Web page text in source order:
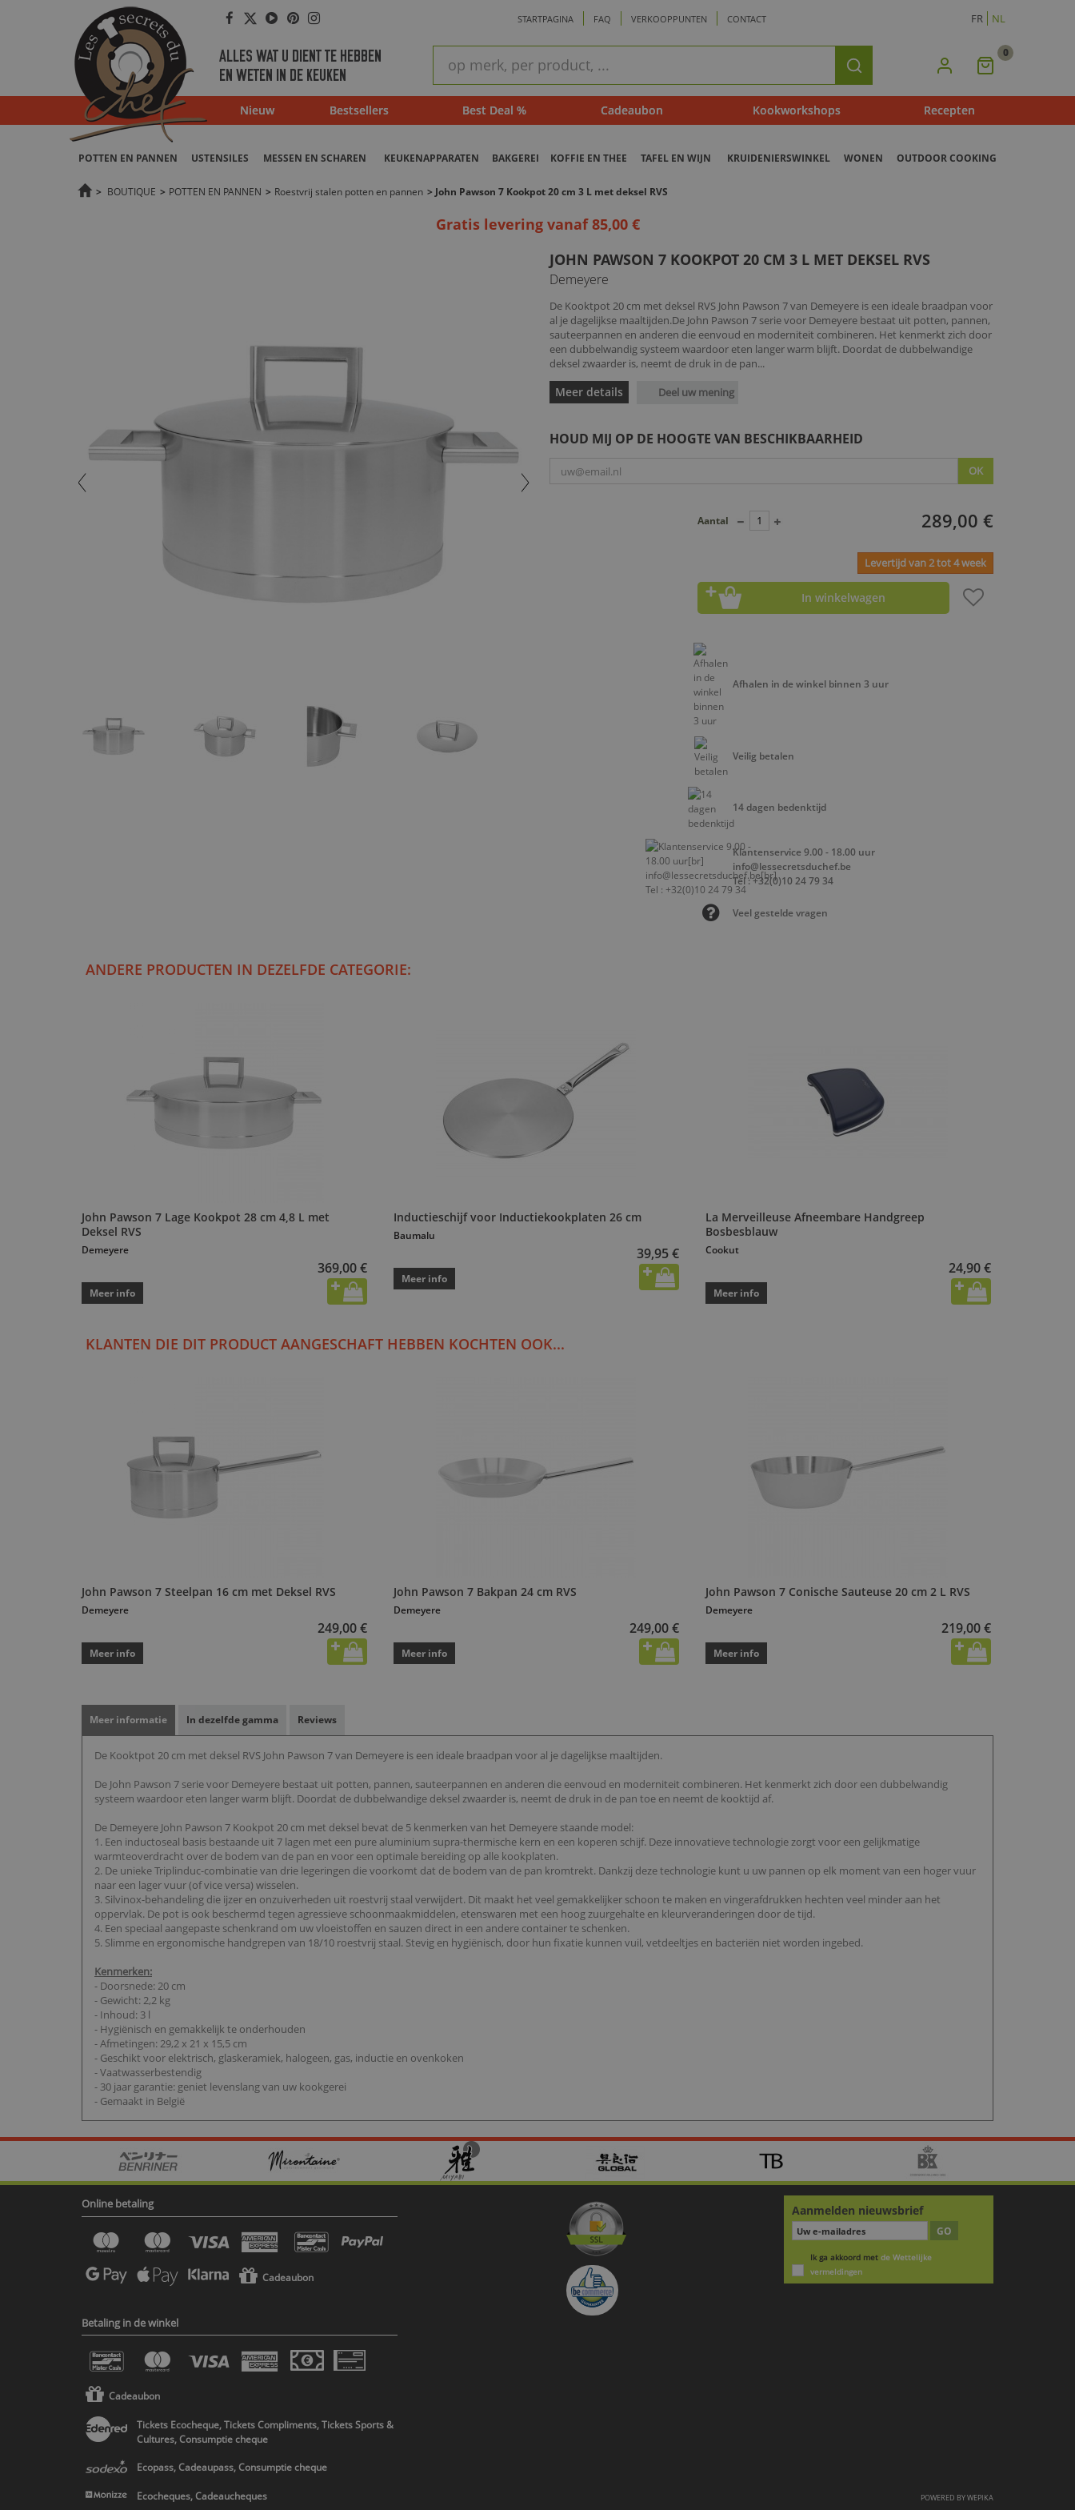
Facebook
Twitter
Youtube
Pinterest
Instagram STARTPAGINA FAQ VERKOOPPUNTEN CONTACT FR NL
ALLES WAT U DIENT TE HEBBEN
EN WETEN IN DE KEUKEN
zoeken
Zoeken Mijn
0
Nieuw Bestsellers Best Deal % Cadeaubon Kookworkshops Recepten
POTTEN EN PANNEN USTENSILES MESSEN EN SCHAREN KEUKENAPPARATEN BAKGEREI KOFFIE EN THEE TAFEL EN WIJN KRUIDENIERSWINKEL WONEN OUTDOOR COOKING
> BOUTIQUE > POTTEN EN PANNEN > Roestvrij stalen potten en pannen > John Pawson 7 Kookpot 20 cm 3 L met deksel RVS
Gratis levering vanaf 85,00 €
JOHN PAWSON 7 KOOKPOT 20 CM 3 L MET DEKSEL RVS
Demeyere
De Kooktpot 20 cm met deksel RVS John Pawson 7 van Demeyere is een ideale braadpan voor
al je dagelijkse maaltijden.De John Pawson 7 serie voor Demeyere bestaat uit potten, pannen,
sauteerpannen en anderen die eenvoud en moderniteit combineren. Het kenmerkt zich door
een dubbelwandig systeem waardoor eten langer warm blijft. Doordat de dubbelwandige
deksel zwaarder is, neemt de druk in de pan...
Meer details Deel uw mening
HOUD MIJ OP DE HOOGTE VAN BESCHIKBAARHEID
OK
289,00 €
Aantal
Levertijd van 2 tot 4 week
In winkelwagen
Afhalen in de winkel binnen 3 uur
Veilig betalen
14 dagen bedenktijd
Klantenservice 9.00 - 18.00 uur
info@lessecretsduchef.be
Tel : +32(0)10 24 79 34
Veel gestelde vragen
ANDERE PRODUCTEN IN DEZELFDE CATEGORIE:
John Pawson 7 Lage Kookpot 28 cm 4,8 L met
Deksel RVS
Demeyere
369,00 €
Meer info
Inductieschijf voor Inductiekookplaten 26 cm
Baumalu
39,95 €
Meer info
La Merveilleuse Afneembare Handgreep
Bosbesblauw
Cookut
24,90 €
Meer info
KLANTEN DIE DIT PRODUCT AANGESCHAFT HEBBEN KOCHTEN OOK...
John Pawson 7 Steelpan 16 cm met Deksel RVS
Demeyere
249,00 €
Meer info
John Pawson 7 Bakpan 24 cm RVS
Demeyere
249,00 €
Meer info
John Pawson 7 Conische Sauteuse 20 cm 2 L RVS
Demeyere
219,00 €
Meer info
Meer informatie In dezelfde gamma Reviews
De Kooktpot 20 cm met deksel RVS John Pawson 7 van Demeyere is een ideale braadpan voor al je dagelijkse maaltijden.
De John Pawson 7 serie voor Demeyere bestaat uit potten, pannen, sauteerpannen en anderen die eenvoud en moderniteit combineren. Het kenmerkt zich door een dubbelwandig
systeem waardoor eten langer warm blijft. Doordat de dubbelwandige deksel zwaarder is, neemt de druk in de pan toe en neemt de kooktijd af.
De Demeyere John Pawson 7 Kookpot 20 cm met deksel bevat de 5 kenmerken van het Demeyere staande model:
1. Een inductoseal basis bestaande uit 7 lagen met een pure aluminium supra-thermische kern en een koperen schijf. Deze innovatieve technologie zorgt voor een gelijkmatige
warmteoverdracht over de bodem van de pan en voor een optimale bereiding op alle kookplaten.
2. De unieke Triplinduc-combinatie van drie legeringen die voorkomt dat de bodem van de pan kromtrekt. Dankzij deze technologie kunt u uw pannen op elk moment van een hoger vuur
naar een lager vuur (of vice versa) wisselen.
3. Silvinox-behandeling die ijzer en onzuiverheden uit roestvrij staal verwijdert. Dit maakt het veel gemakkelijker schoon te maken en vingerafdrukken hechten veel minder aan het
oppervlak. De pot is ook beschermd tegen agressieve schoonmaakmiddelen, etenswaren met een hoog zuurgehalte en kleurveranderingen door de tijd.
4. Een speciaal aangepaste schenkrand om uw vloeistoffen en sauzen direct in een andere container te schenken.
5. Slimme en ergonomische handgrepen van 18/10 roestvrij staal. Stevig en hygiënisch, door hun fixatie kunnen vuil, vetdeeltjes en bacteriën niet worden ingebed.
Kenmerken:
- Doorsnede: 20 cm
- Gewicht: 2,2 kg
- Inhoud: 3 l
- Hygiënisch en gemakkelijk te onderhouden
- Afmetingen: 29,2 x 21 x 15,5 cm
- Geschikt voor elektrisch, glaskeramiek, halogeen, gas, inductie en ovenkoken
- Vaatwasserbestendig
- 30 jaar garantie: geniet levenslang van uw kookgerei
- Gemaakt in België
Online betaling
Cadeaubon
Betaling in de winkel
Cadeaubon
Tickets Ecocheque, Tickets Compliments, Tickets Sports &
Cultures, Consumptie cheque
Ecopass, Cadeaupass, Consumptie cheque
Ecocheques, Cadeaucheques
Aanmelden nieuwsbrief
GO
Ik ga akkoord met de Wettelijke
vermeldingen
POWERED BYWEPIKA